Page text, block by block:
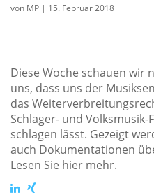
von MP | 15. Februar 2018
Diese Woche schauen wir
uns, dass uns der
das
Schlager- und
schlagen lässt. Gezeigt
auch Dokumentationen
Lesen Sie hier mehr.